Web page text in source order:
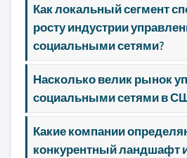
Как локальный сегмент
росту индустрии
социальными сетями?
Насколько велик рынок
социальными сетями в
Какие компании
конкурентный ландшафт